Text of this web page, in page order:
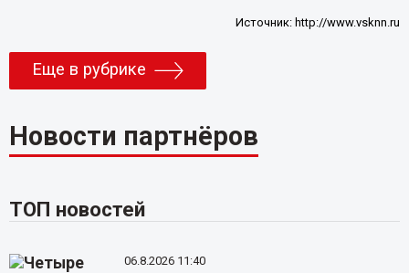
Источник: http://www.vsknn.ru
Еще в рубрике
Новости партнёров
ТОП новостей
06.8.2026 11:40